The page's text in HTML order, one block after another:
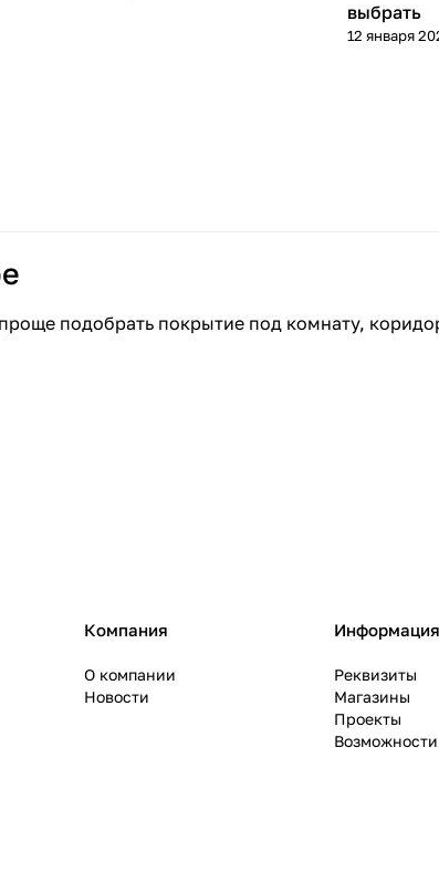
выбрать
12 января
подобрать покрытие под комнату,
Компания
О компании
Новости
Информация
Реквизиты
Магазины
Проекты
Возможности